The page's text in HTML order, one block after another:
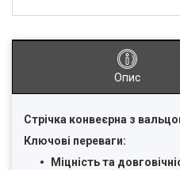
Опис
Стрічка конвеєрна з
Ключові переваги:
Міцність та